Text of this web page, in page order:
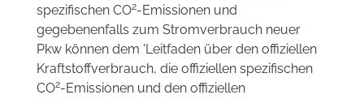
spezifischen CO2-Emissionen und
gegebenenfalls zum Stromverbrauch neuer
Pkw können dem 'Leitfaden über den offiziellen
Kraftstoffverbrauch, die offiziellen spezifischen
CO2-Emissionen und den offiziellen